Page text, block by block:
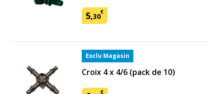
5,30€
Exclu Magasin
Croix 4 x 4/6 (pack de 10)
€